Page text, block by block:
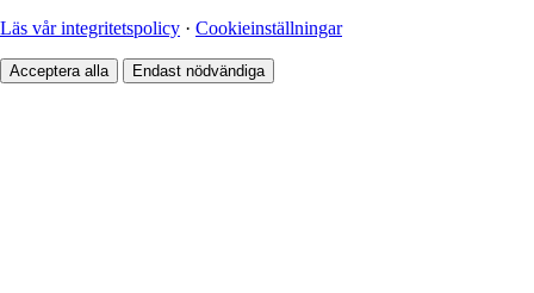
Läs vår integritetspolicy · Cookieinställningar
Acceptera alla Endast nödvändiga